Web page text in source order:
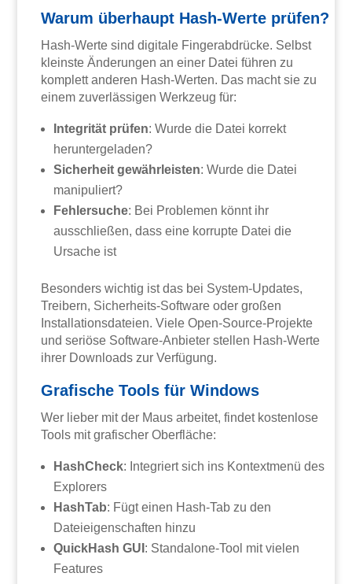
Warum überhaupt Hash-Werte prüfen?
Hash-Werte sind digitale Fingerabdrücke. Selbst
kleinste Änderungen an einer Datei führen zu
komplett anderen Hash-Werten. Das macht sie zu
einem zuverlässigen Werkzeug für:
Integrität prüfen: Wurde die Datei korrekt
heruntergeladen?
Sicherheit gewährleisten: Wurde die Datei
manipuliert?
Fehlersuche: Bei Problemen könnt ihr
ausschließen, dass eine korrupte Datei die
Ursache ist
Besonders wichtig ist das bei System-Updates,
Treibern, Sicherheits-Software oder großen
Installationsdateien. Viele Open-Source-Projekte
und seriöse Software-Anbieter stellen Hash-Werte
ihrer Downloads zur Verfügung.
Grafische Tools für Windows
Wer lieber mit der Maus arbeitet, findet kostenlose
Tools mit grafischer Oberfläche:
HashCheck: Integriert sich ins Kontextmenü des
Explorers
HashTab: Fügt einen Hash-Tab zu den
Dateieigenschaften hinzu
QuickHash GUI : Standalone-Tool mit vielen
Features